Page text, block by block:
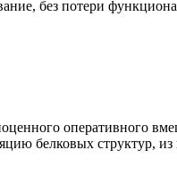
без потери
оперативного
белковых структур,